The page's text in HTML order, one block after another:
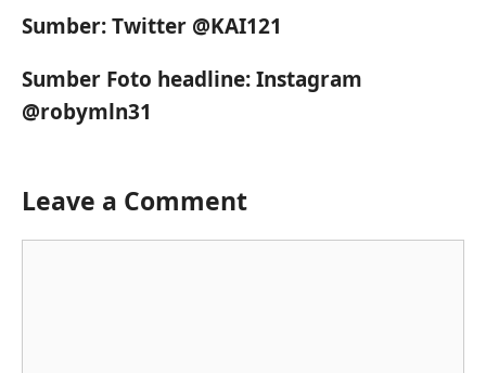
Sumber: Twitter @KAI121
Sumber Foto headline: Instagram
@robymln31
Leave a Comment